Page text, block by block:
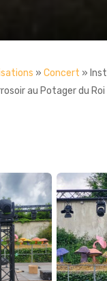
» Concert »
au Potager du Roi